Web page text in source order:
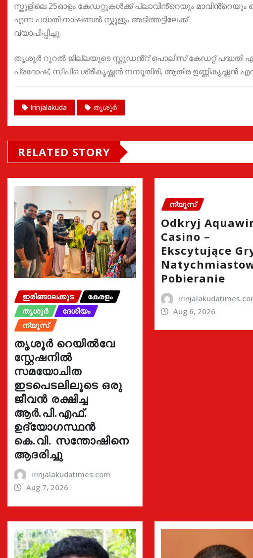
സ്കൂളിലെ 25ഓളം കേഡറ്റുകൾക്ക് പ്ലാവിൻ്റെയും
എന്ന പദ്ധതി നാഷണൽ സ്കൂളും അടിത്തട്ടിലേക്ക്
വ്യാപിപ്പിച്ചു.
തൃശൂർ റൂറൽ ജില്ലയുടെ സ്റ്റുഡൻ്റ് പൊലീസ് കേഡറ്റ്
പ്രദോഷ്, സിപിഒ ശ്രീകൃഷ്ണൻ നമ്പൂതിരി, ആതിര ഉണ്ണികൃഷ്ണൻ
Irinjalakuda തൃശൂർ
RELATED STORY
ഇരിങ്ങാലക്കുട
കേരളം
തൃശൂർ
ദേശീയം
ന്യൂസ്
തൃശൂർ റെയിൽവേ
സ്റ്റേഷനിൽ
സമയോചിത
ഇടപെടലിലൂടെ ഒരു
ജീവൻ രക്ഷിച്ച
ആർ.പി.എഫ്.
ഉദ്യോഗസ്ഥൻ
കെ.വി. സന്തോഷിനെ
ആദരിച്ചു
irinjalakudatimes.com
Aug 7, 2026
ന്യൂസ്
Odkryj
Casino –
Ekscytujące
Pobieranie
Aug 6, 2026